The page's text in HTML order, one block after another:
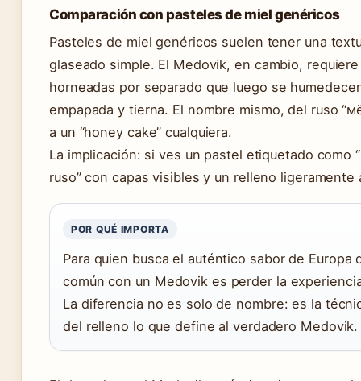
Comparación con pasteles de miel genéricos
Pasteles de miel genéricos suelen tener una
glaseado simple. El Medovik, en cambio,
horneadas por separado que luego se
empapada y tierna. El nombre mismo, del ruso
a un “honey cake” cualquiera.
La implicación: si ves un pastel etiquetado como
ruso” con capas visibles y un relleno
POR QUÉ IMPORTA
Para quien busca el auténtico sabor de
común con un Medovik es perder la
La diferencia no es solo de nombre: es la
del relleno lo que define al verdadero Medovik.